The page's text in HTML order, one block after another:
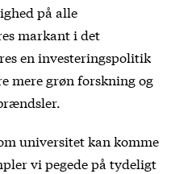
på alle
markant i det
en investeringspolitik
mere grøn forskning og
universitet kan komme
vi pegede på tydeligt